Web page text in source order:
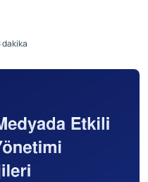
dakika